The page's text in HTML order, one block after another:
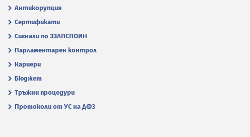
Антикорупция
Сертификати
Сигнали по ЗЗЛПСПОИН
Парламентарен контрол
Кариери
Бюджет
Тръжни процедури
Протоколи от УС на ДФЗ